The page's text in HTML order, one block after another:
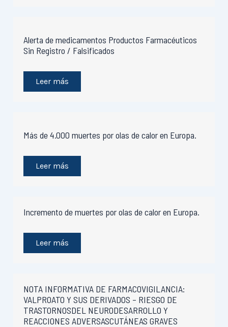
Alerta de medicamentos Productos Farmacéuticos
Sin Registro / Falsificados
Leer más
Más de 4.000 muertes por olas de calor en Europa.
Leer más
Incremento de muertes por olas de calor en Europa.
Leer más
NOTA INFORMATIVA DE FARMACOVIGILANCIA:
VALPROATO Y SUS DERIVADOS – RIESGO DE
TRASTORNOSDEL NEURODESARROLLO Y
REACCIONES ADVERSASCUTÁNEAS GRAVES